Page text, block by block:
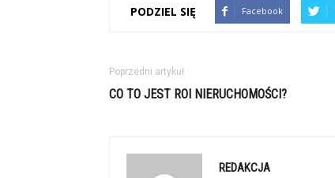
PODZIEL SIĘ Facebook
Poprzedni artykuł
CO TO JEST ROI NIERUCHOMOŚCI?
REDAKCJA